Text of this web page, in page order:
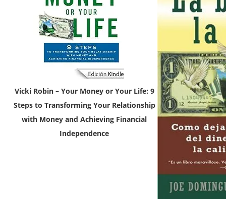
Vicki Robin – Your Money or Your Life: 9
Steps to Transforming Your Relationship
with Money and Achieving Financial
Independence